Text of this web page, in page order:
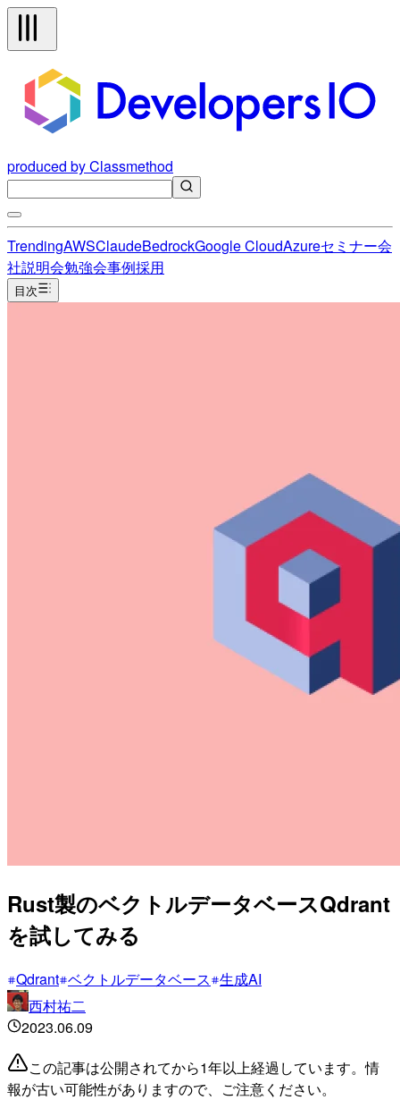
produced by Classmethod
TrendingAWSClaudeBedrockGoogle CloudAzureセミナー会
社説明会勉強会事例採用
目次
Rust製のベクトルデータベースQdrant
を試してみる
Qdrant ベクトルデータベース 生成AI
西村祐二
2023.06.09
この記事は公開されてから1年以上経過しています。情
報が古い可能性がありますので、ご注意ください。